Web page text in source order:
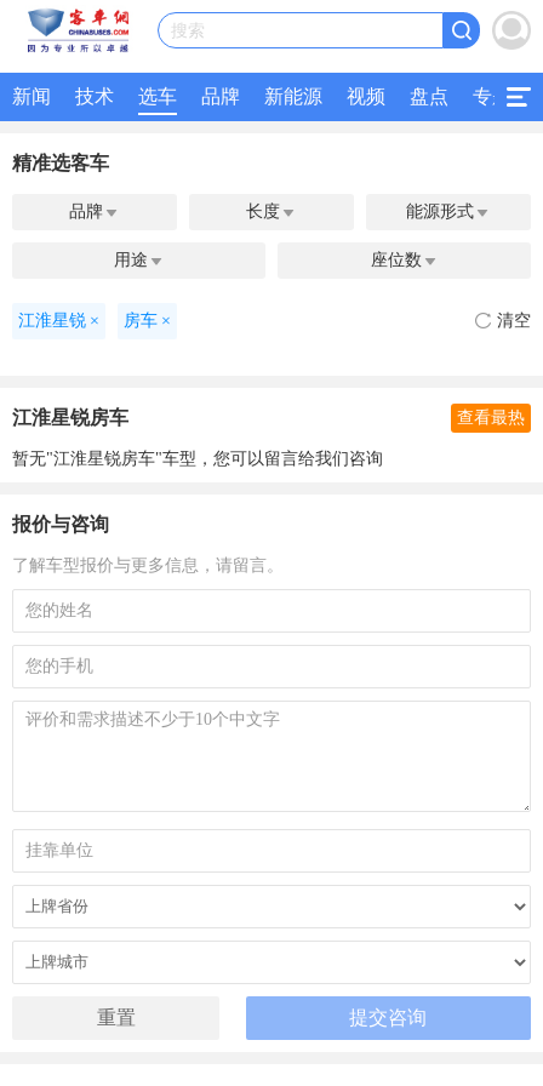
搜索
新闻 技术 选车 品牌 新能源 视频 盘点 专题
精准选客车
品牌  长度  能源形式 
用途  座位数 
江淮星锐 × 房车 × 清空
江淮星锐房车 查看最热
暂无"江淮星锐房车"车型，您可以留言给我们咨询
报价与咨询
了解车型报价与更多信息，请留言。